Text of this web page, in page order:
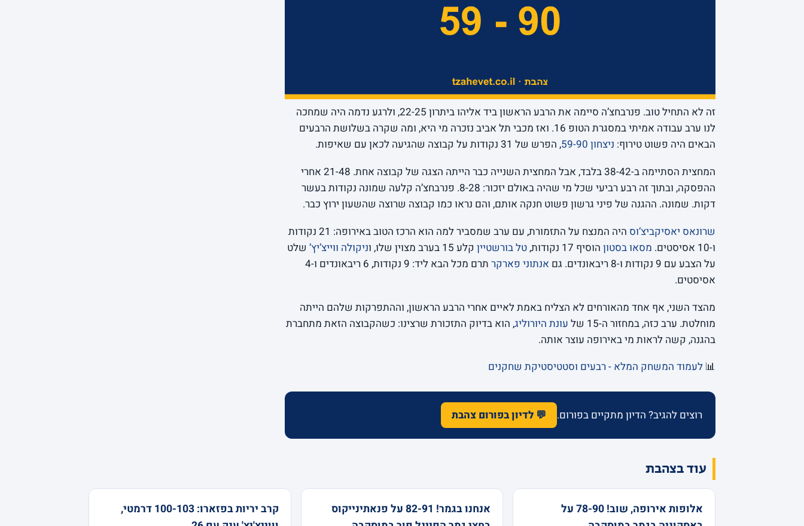
זה לא התחיל טוב. פנרבחצ’ה סיימה את הרבע הראשון ביד אליהו ביתרון 22-25, ולרגע נדמה היה שמחכה
לנו ערב עבודה אמיתי במסגרת הטופ 16. ואז מכבי תל אביב נזכרה מי היא, ומה שקרה בשלושת הרבעים
הבאים היה פשוט טירוף: ניצחון 59-90
, הפרש של 31 נקודות על קבוצה שהגיעה לכאן עם שאיפות.
המחצית הסתיימה ב-38-42 בלבד, אבל המחצית השנייה כבר הייתה הצגה של קבוצה אחת. 21-48 אחרי
ההפסקה, ובתוך זה רבע רביעי שכל מי שהיה באולם יזכור: 8-28. פנרבחצ’ה קלעה שמונה נקודות בעשר
דקות. שמונה. ההגנה של פיני גרשון פשוט חנקה אותם, והם נראו כמו קבוצה שרוצה שהשעון ירוץ כבר.
שרונאס יאסיקביצ’וס
היה המנצח על התזמורת, עם ערב שמסביר למה הוא הרכז הטוב באירופה: 21 נקודות
ו-10 אסיסטים.
מסאו בסטון הוסיף 17 נקודות, טל בורשטיין קלע 15 בערב מצוין שלו, ו ניקולה ווייצ’יץ’ שלט
על הצבע עם 9 נקודות ו-8 ריבאונדים. גם
אנתוני פארקר
תרם מכל הבא ליד: 9 נקודות, 6 ריבאונדים ו-4
אסיסטים.
מהצד השני, אף אחד מהאורחים לא הצליח באמת לאיים אחרי הרבע הראשון, וההתפרקות שלהם הייתה
מוחלטת. ערב כזה, במחזור ה-15 של
עונת היורוליג, הוא בדיוק התזכורת שרצינו: כשהקבוצה הזאת מתחברת
בהגנה, קשה לראות מי באירופה עוצר אותה.
📊 לעמוד המשחק המלא - רבעים וסטטיסטיקת שחקנים
רוצים להגיב? הדיון מתקיים בפורום. 💬 לדיון בפורום צהבת
עוד בצהבת
אלופות אירופה, שוב! 78-90 על
אנחנו בגמר! 82-91 על פנאתינייקוס
קרב יריות בפזארו: 100-103 דרמטי,